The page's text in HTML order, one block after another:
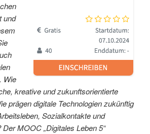
und
Wie
kreative und zukunftsorientierte
prägen digitale Technologien zukünftig
Sozialkontakte und
MOOC „Digitales Leben 5“